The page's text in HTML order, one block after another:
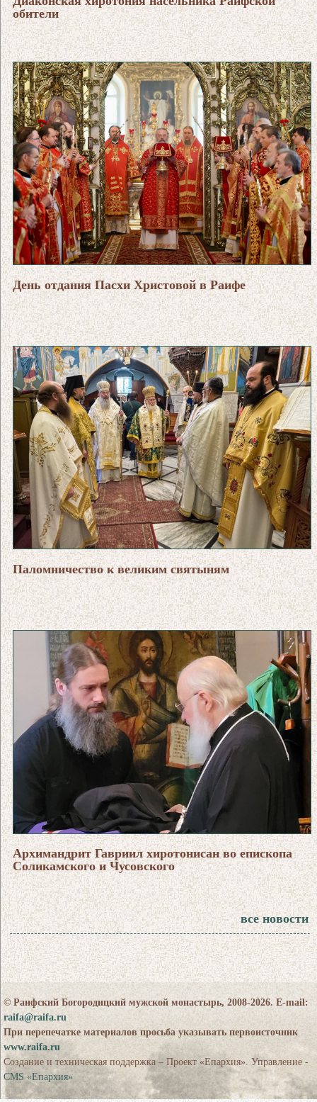
обители
День отдания Пасхи Христовой в Раифе
Паломничество к великим святыням
Архимандрит Гавриил хиротонисан во епископа
Соликамского и Чусовского
все новости
© Раифский Богородицкий мужской монастырь, 2008-2026. E-mail:
raifa@raifa.ru
При перепечатке материалов просьба указывать первоисточник
www.raifa.ru
Создание и техническая поддержка – Проект «Епархия». Управление -
CMS «Епархия»